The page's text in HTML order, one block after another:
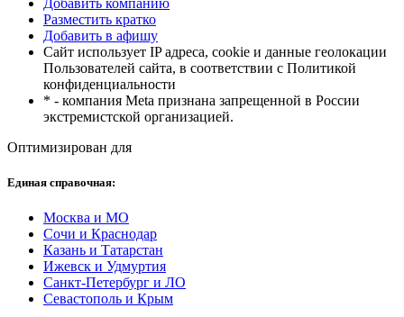
Разместить кратко
Добавить в афишу
Сайт использует IP адреса, cookie и данные геолокации
Пользователей сайта, в соответствии с Политикой
конфиденциальности
* - компания Meta признана запрещенной в России
экстремистской организацией.
Оптимизирован для
Единая справочная:
Москва и МО
Сочи и Краснодар
Казань и Татарстан
Ижевск и Удмуртия
Санкт-Петербург и ЛО
Севастополь и Крым